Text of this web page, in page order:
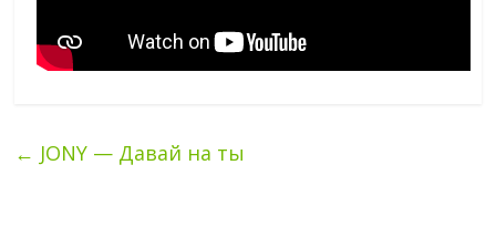
← JONY — Давай на ты